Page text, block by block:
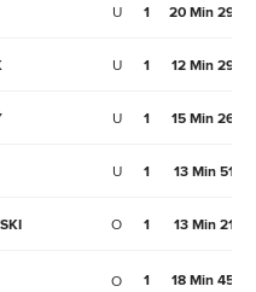
U 1 20 Min
U 1 12 Min
U 1 15 Min
U 1 13 Min
O 1 13 Min
O 1 18 Min